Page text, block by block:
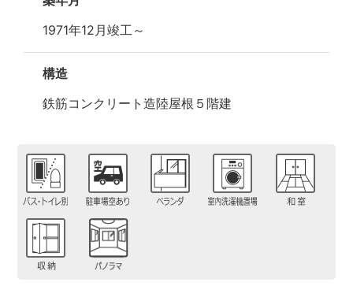
1971年12月竣工～
構造
鉄筋コンクリート造陸屋根５階建